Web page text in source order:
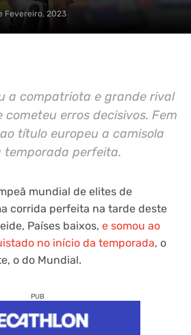
Fevereiro, 2023
a compatriota e grande rival
cometeu erros decisivos. Fem
título europeu a camisola
perfeita.
mundial de elites de
corrida perfeita na tarde deste
Países baixos, e somou ao
no início da temporada, o
o do Mundial.
PUB